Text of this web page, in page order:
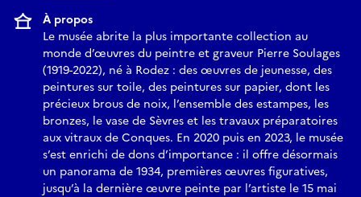
À propos
Le musée abrite la plus importante collection au
monde d’œuvres du peintre et graveur Pierre Soulages
(1919-2022), né à Rodez : des œuvres de jeunesse, des
peintures sur toile, des peintures sur papier, dont les
précieux brous de noix, l’ensemble des estampes, les
bronzes, le vase de Sèvres et les travaux préparatoires
aux vitraux de Conques. En 2020 puis en 2023, le musée
s’est enrichi de dons d’importance : il offre désormais
un panorama de 1934, premières œuvres figuratives,
jusqu’à la dernière œuvre peinte par l’artiste le 15 mai